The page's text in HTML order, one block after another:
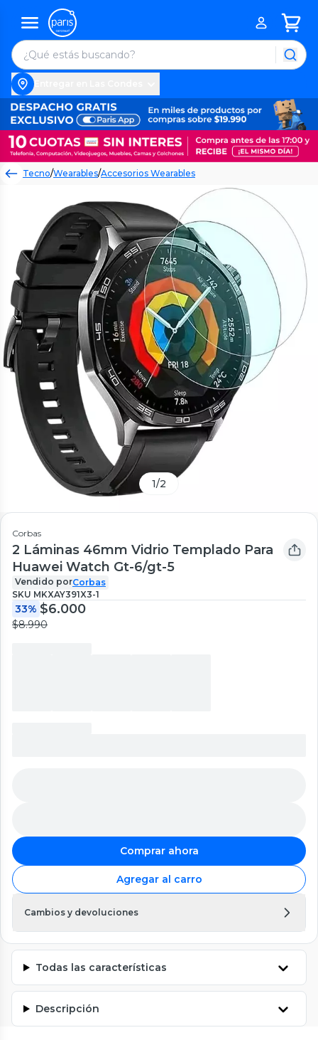
Tecno/Wearables/Accesorios Wearables
1/2
Corbas
2 Láminas 46mm Vidrio Templado Para
Huawei Watch Gt-6/gt-5
Vendido porCorbas
SKU MKXAY391X3-1
33% $6.000
$8.990
Comprar ahora
Agregar al carro
Cambios y devoluciones
Todas las características
Descripción